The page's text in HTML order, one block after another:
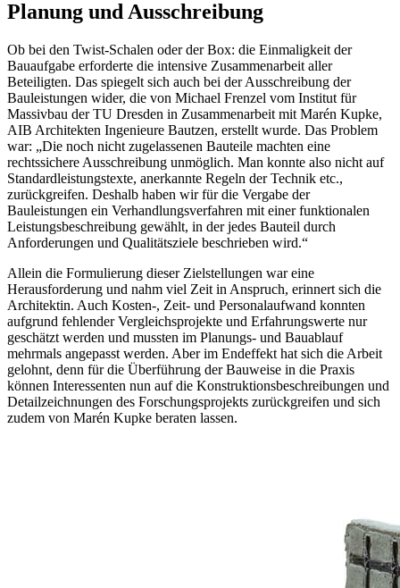
Planung und Ausschreibung
Ob bei den Twist-Schalen oder der Box: die Einmaligkeit der
Bauaufgabe erforderte die intensive Zusammenarbeit aller
Beteiligten. Das spiegelt sich auch bei der Ausschreibung der
Bauleistungen wider, die von Michael Frenzel vom Institut für
Massivbau der TU Dresden in Zusammenarbeit mit Marén Kupke,
AIB Architekten Ingenieure Bautzen, erstellt wurde. Das Problem
war: „Die noch nicht zugelassenen Bauteile machten eine
rechtssichere Ausschreibung unmöglich. Man konnte also nicht auf
Standardleistungstexte, anerkannte Regeln der Technik etc.,
zurückgreifen. Deshalb haben wir für die Vergabe der
Bauleistungen ein Verhandlungsverfahren mit einer funktionalen
Leistungsbeschreibung gewählt, in der jedes Bauteil durch
Anforderungen und Qualitätsziele beschrieben wird.“
Allein die Formulierung dieser Zielstellungen war eine
Herausforderung und nahm viel Zeit in Anspruch, erinnert sich die
Architektin. Auch Kosten-, Zeit- und Personalaufwand konnten
aufgrund fehlender Vergleichsprojekte und Erfahrungswerte nur
geschätzt werden und mussten im Planungs- und Bauablauf
mehrmals angepasst werden. Aber im Endeffekt hat sich die Arbeit
gelohnt, denn für die Überführung der Bauweise in die Praxis
können Interessenten nun auf die Konstruktionsbeschreibungen und
Detailzeichnungen des Forschungsprojekts zurückgreifen und sich
zudem von Marén Kupke beraten lassen.